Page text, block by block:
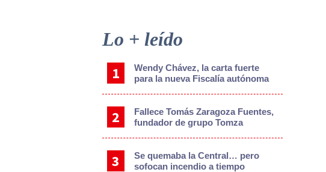
Sidebar
Lo + leído
Wendy Chávez, la carta fuerte
para la nueva Fiscalía autónoma
Fallece Tomás Zaragoza Fuentes,
fundador de grupo Tomza
Se quemaba la Central… pero
sofocan incendio a tiempo